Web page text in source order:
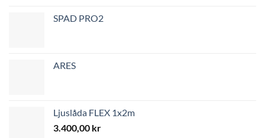
SPAD PRO2
ARES
Ljuslåda FLEX 1x2m
3.400,00 kr